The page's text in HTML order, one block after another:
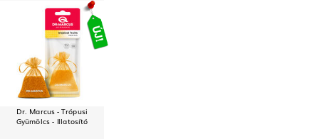
Dr. Marcus - Trópusi
Gyümölcs - Illatosító